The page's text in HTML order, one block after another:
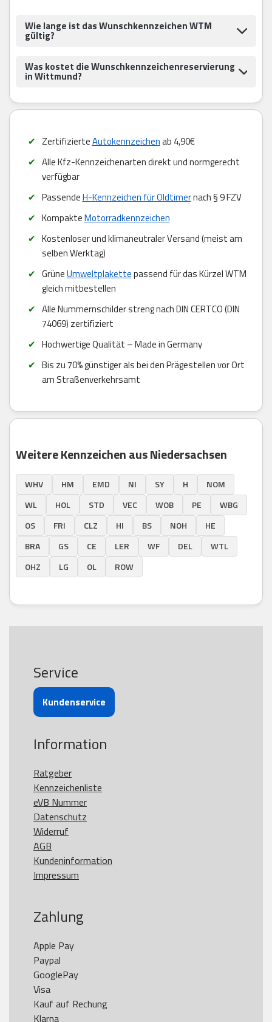
Wie lange ist das Wunschkennzeichen WTM
gültig?
Was kostet die Wunschkennzeichenreservierung
in Wittmund?
ZertifizierteAutokennzeichenab 4,90€
Alle Kfz-Kennzeichenarten direkt und normgerecht
verfügbar
PassendeH-Kennzeichen für Oldtimernach § 9 FZV
KompakteMotorradkennzeichen
Kostenloser und klimaneutraler Versand (meist am
selben Werktag)
GrüneUmweltplakettepassend für das Kürzel WTM
gleich mitbestellen
Alle Nummernschilder streng nach DIN CERTCO (DIN
74069) zertifiziert
Hochwertige Qualität – Made in Germany
Bis zu 70% günstiger als bei den Prägestellen vor Ort
am Straßenverkehrsamt
Weitere Kennzeichen aus Niedersachsen
WHV HM EMD NI SY H
NOM
WL
HOL STD VEC WOB PE
WBG
OS
FRI CLZ HI BS NOH
HE
BRA
GS CE LER WF DEL
WTL
OHZ
LG OL ROW
Service
Kundenservice
Information
Ratgeber
Kennzeichenliste
eVB Nummer
Datenschutz
Widerruf
AGB
Kundeninformation
Impressum
Zahlung
Apple Pay
Paypal
GooglePay
Visa
Kauf auf Rechung
Klarna